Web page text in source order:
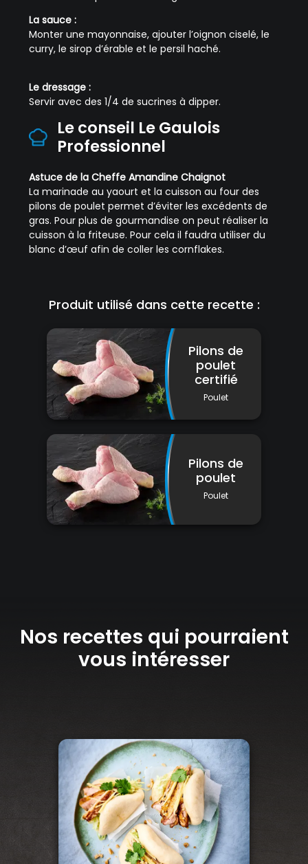
La sauce :
Monter une mayonnaise, ajouter l’oignon ciselé, le
curry, le sirop d’érable et le persil haché.
Le dressage :
Servir avec des 1/4 de sucrines à dipper.
Le conseil Le Gaulois
Professionnel
Astuce de la Cheffe Amandine Chaignot
La marinade au yaourt et la cuisson au four des
pilons de poulet permet d’éviter les excédents de
gras. Pour plus de gourmandise on peut réaliser la
cuisson à la friteuse. Pour cela il faudra utiliser du
blanc d’œuf afin de coller les cornflakes.
Produit utilisé dans cette recette :
Pilons de
poulet
certifié
Poulet
Pilons de
poulet
Poulet
Nos recettes qui pourraient
vous intéresser